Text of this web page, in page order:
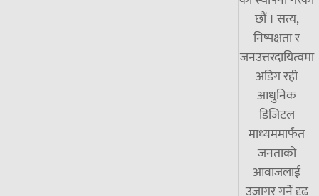
छौं । सत्य,
निष्पक्षता र
जनउत्तरदायित्वमा
अडिग रही
आधुनिक
डिजिटल
माध्यममार्फत
जनताको
आवाजलाई
उजागर गर्ने दृढ